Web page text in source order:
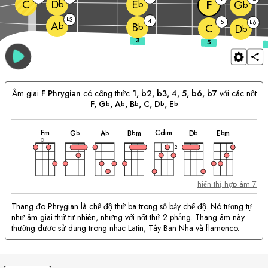
Ab
b3
Bb 4 C 5 Db
b6
C Db Eb F Gb
Âm giai FPhrygian có công thức 1, b2, b3, 4, 5, b6, b7với các nốt
F, Gb, Ab, Bb, C, Db, Eb
Fm
hợp
Gb
hợp
Ab
hợp
âm Bbm
hợp
Cdim
hợp
2
Db
hợp
Ebm
hợp
hiển thị hợp âm 7
Thang đo Phrygian là chế độ thứ ba trong số bảy chế độ. Nó tương tự
như âm giai thứ tự nhiên, nhưng với nốt thứ 2 phẳng. Thang âm này
thường được sử dụng trong nhạc Latin, Tây Ban Nha và flamenco.